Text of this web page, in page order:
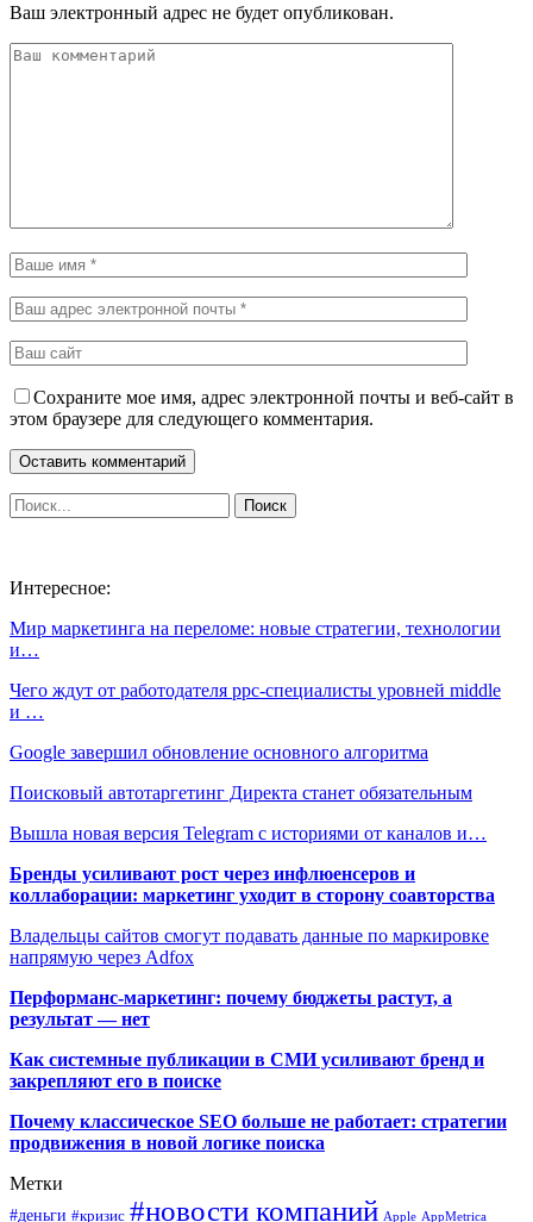
Ваш электронный адрес не будет опубликован.
Сохраните мое имя, адрес электронной почты и веб-сайт в
этом браузере для следующего комментария.
Интересное:
Мир маркетинга на переломе: новые стратегии, технологии
и…
Чего ждут от работодателя ppc-специалисты уровней middle
и …
Google завершил обновление основного алгоритма
Поисковый автотаргетинг Директа станет обязательным
Вышла новая версия Telegram с историями от каналов и…
Бренды усиливают рост через инфлюенсеров и
коллаборации: маркетинг уходит в сторону соавторства
Владельцы сайтов смогут подавать данные по маркировке
напрямую через Adfox
Перформанс-маркетинг: почему бюджеты растут, а
результат — нет
Как системные публикации в СМИ усиливают бренд и
закрепляют его в поиске
Почему классическое SEO больше не работает: стратегии
продвижения в новой логике поиска
Метки
#деньги #кризис #новости компаний Apple AppMetrica